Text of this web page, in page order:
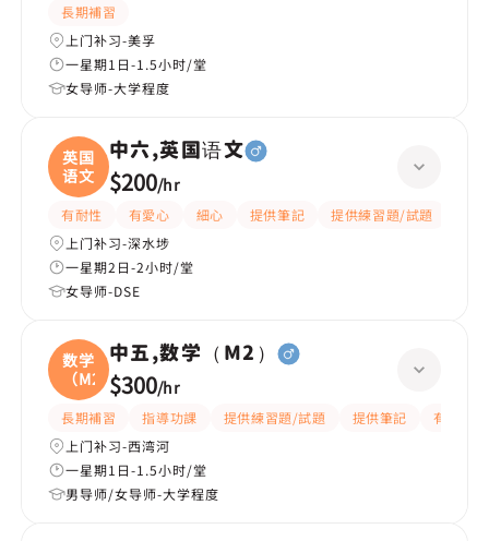
長期補習
上门补习-美孚
一星期1日-1.5小时/堂
女导师-大学程度
英国
语文
中六,英国语文
$200/hr
有耐性 有愛心 細心 提供筆記 提供練習題/試題
上门补习-深水埗
一星期2日-2小时/堂
女导师-DSE
数学
（M2
中五,数学（M2）
$300/hr
長期補習 指導功課 提供練習題/試題 提供筆記
有耐性
上门补习-西湾河
一星期1日-1.5小时/堂
男导师/女导师-大学程度